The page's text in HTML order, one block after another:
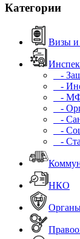
Категории
Визы и
-
-
-
-
-
-
-
НКО
Органы